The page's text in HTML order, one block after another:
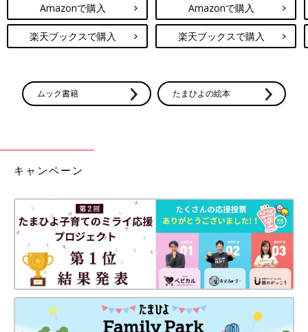
Amazonで購入
楽天ブックスで購入
Amazonで購入
楽天ブックスで購入
ムック書籍 たまひよの絵本
キャンペーン